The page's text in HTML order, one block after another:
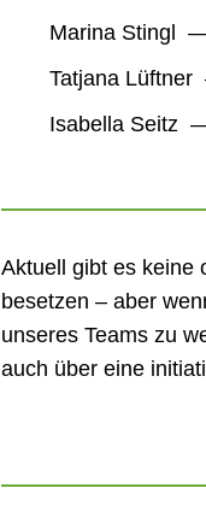
Marina Stingl
Tatjana
Isabella Seitz
Aktuell gibt es keine
besetzen – aber
unseres Teams zu
auch über eine